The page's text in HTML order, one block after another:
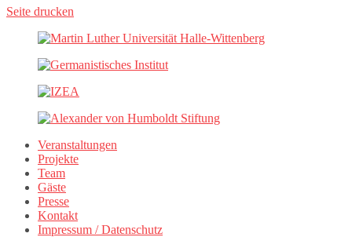
Seite drucken
Veranstaltungen
Projekte
Team
Gäste
Presse
Kontakt
Impressum / Datenschutz